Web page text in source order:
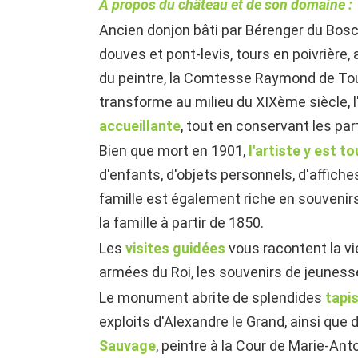
A propos du château et de son domaine :
Ancien donjon bâti par Bérenger du
douves et pont-levis, tours en
du peintre, la Comtesse Raymond de
transforme au milieu du XIXème
accueillante, tout en conservant les
Bien que mort en 1901, l'artiste y est
d'enfants, d'objets personnels,
famille est également riche en
la famille à partir de 1850.
Lesvisites guidées vous racontent la
armées du Roi, les souvenirs de
Le monument abrite de splendides t
exploits d'Alexandre le Grand, ainsi
Sauvage, peintre à la Cour de Marie-